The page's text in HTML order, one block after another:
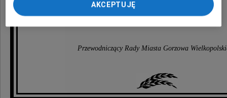
Przewodniczący Rady Miasta Gorzowa
AKCEPTUJĘ